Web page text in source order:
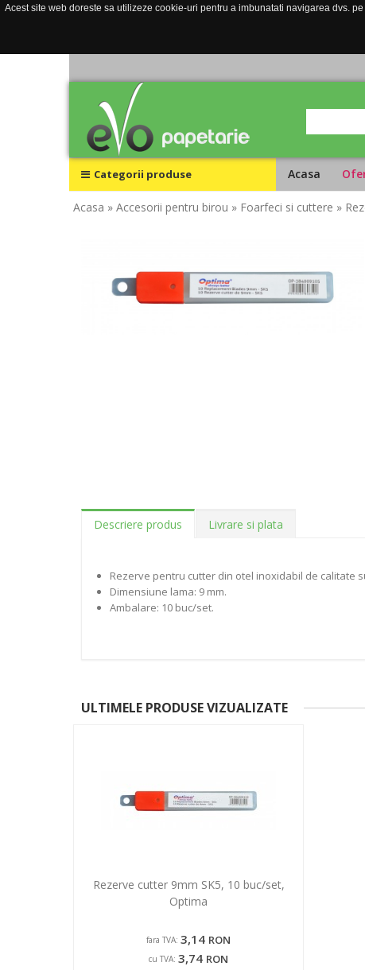
Acest site web doreste sa utilizeze cookie-uri pentru a imbunatati navigarea dvs.
Categorii produse Acasa
Acasa » Accesorii pentru birou » Foarfeci si cuttere »
Descriere produs Livrare si plata
Rezerve pentru cutter din otel inoxidabil de calitate
Dimensiune lama: 9 mm.
Ambalare: 10 buc/set.
ULTIMELE PRODUSE VIZUALIZATE
Rezerve cutter 9mm SK5, 10 buc/set,
Optima
fara TVA: 3,14 RON
cu TVA: 3,74 RON